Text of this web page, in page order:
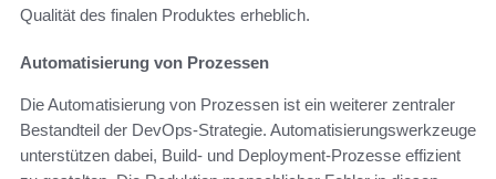
Qualität des finalen Produktes erheblich.
Automatisierung von Prozessen
Die Automatisierung von Prozessen ist ein weiterer zentraler
Bestandteil der DevOps-Strategie. Automatisierungswerkzeuge
unterstützen dabei, Build- und Deployment-Prozesse effizient